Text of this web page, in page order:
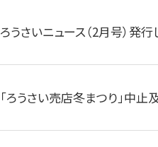
ろうさいニュース（2月号）発行
「ろうさい売店冬まつり」中